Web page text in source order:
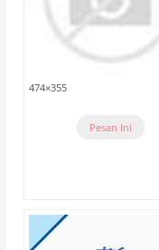
474×355
Pesan Ini